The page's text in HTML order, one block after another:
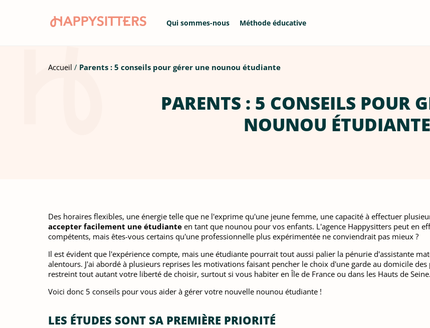
Qui sommes-nous Méthode éducative
Accueil Parents : 5 conseils pour gérer une nounou étudiante
PARENTS : 5 CONSEILS POUR
NOUNOU ÉTUDIANTE
Des horaires flexibles, une énergie telle que ne l'exprime qu'une jeune femme, une capacité à effectuer
accepter facilement une étudiante en tant que nounou pour vos enfants. L'agence Happysitters peut en
compétents, mais êtes-vous certains qu'une professionnelle plus expérimentée ne conviendrait pas mieux ?
Il est évident que l'expérience compte, mais une étudiante pourrait tout aussi palier la pénurie d'assistante
alentours. J'ai abordé à plusieurs reprises les motivations faisant pencher le choix d'une garde au domicile
restreint tout autant votre liberté de choisir, surtout si vous habiter en Île de France ou dans les Hauts de Seine.
Voici donc 5 conseils pour vous aider à gérer votre nouvelle nounou étudiante !
LES ÉTUDES SONT SA PREMIÈRE PRIORITÉ